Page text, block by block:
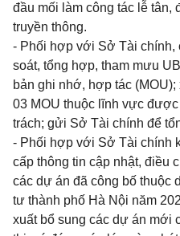
đầu mối làm công tác lễ tân,
truyền thông.
- Phối hợp với Sở Tài chính,
soát, tổng hợp, tham mưu
bản ghi nhớ, hợp tác
03 MOU thuộc lĩnh vực
trách; gửi Sở Tài chính để
- Phối hợp với Sở Tài chính
cấp thông tin cập nhật, điều
các dự án đã công bố thuộc
tư thành phố Hà Nội năm
xuất bổ sung các dự án mới